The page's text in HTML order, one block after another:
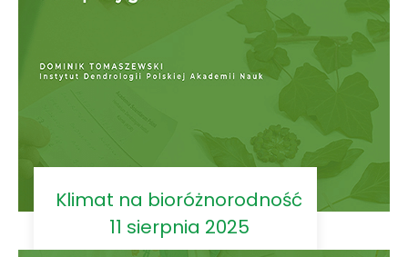
Klimat na bioróżnorodność
11 sierpnia 2025